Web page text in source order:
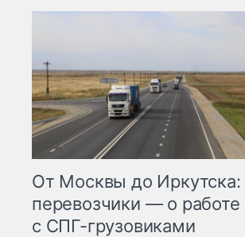
От Москвы до Иркутска:
перевозчики — о работе
с СПГ-грузовиками